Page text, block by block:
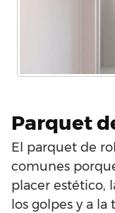
Parquet
El parquet de
comunes
placer estético,
los golpes y a la